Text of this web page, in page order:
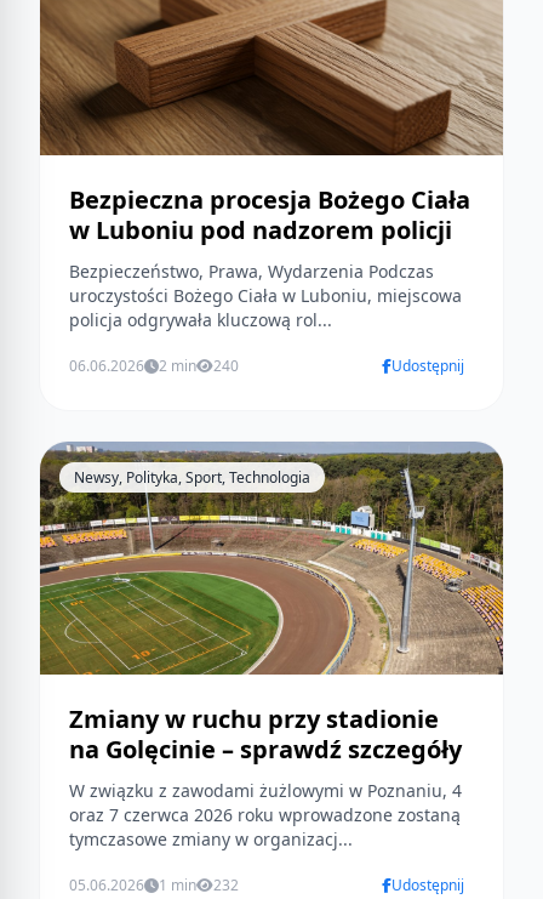
Bezpieczna procesja Bożego Ciała
w Luboniu pod nadzorem policji
Bezpieczeństwo, Prawa, Wydarzenia Podczas
uroczystości Bożego Ciała w Luboniu, miejscowa
policja odgrywała kluczową rol...
06.06.2026 2 min 240 Udostępnij
Newsy, Polityka, Sport, Technologia
Zmiany w ruchu przy stadionie
na Golęcinie – sprawdź szczegóły
W związku z zawodami żużlowymi w Poznaniu, 4
oraz 7 czerwca 2026 roku wprowadzone zostaną
tymczasowe zmiany w organizacj...
05.06.2026 1 min 232 Udostępnij